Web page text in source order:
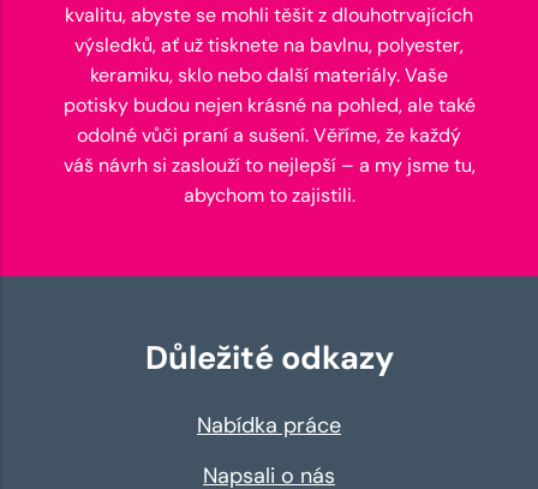
kvalitu, abyste se mohli těšit z dlouhotrvajících
výsledků, ať už tisknete na bavlnu, polyester,
keramiku, sklo nebo další materiály. Vaše
potisky budou nejen krásné na pohled, ale také
odolné vůči praní a sušení. Věříme, že každý
váš návrh si zaslouží to nejlepší – a my jsme tu,
abychom to zajistili.
Důležité odkazy
Nabídka práce
Napsali o nás